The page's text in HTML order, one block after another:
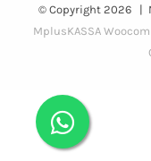
© Copyright 2026 |
MplusKASSA